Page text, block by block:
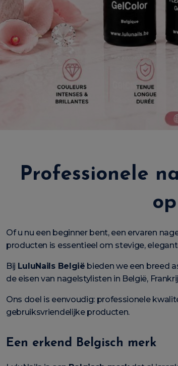
Professionele
Of u nu een beginner bent, een ervaren
producten is essentieel om stevige,
Bij LuluNails België bieden we een breed
de eisen van nagelstylisten in België,
Ons doel is eenvoudig: professionele
gebruiksvriendelijke producten.
Een erkend Belgisch merk